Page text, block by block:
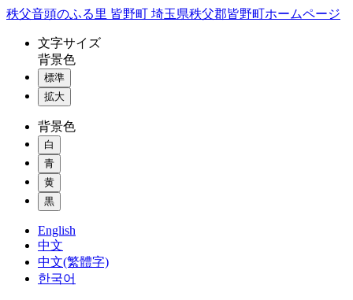
コ
秩父音頭のふる里 皆野町 埼玉県秩父郡皆野町ホームページ
文字サイズ
背景色
標準
拡大
背景色
白
青
黄
黒
English
中文
中文(繁體字)
한국어